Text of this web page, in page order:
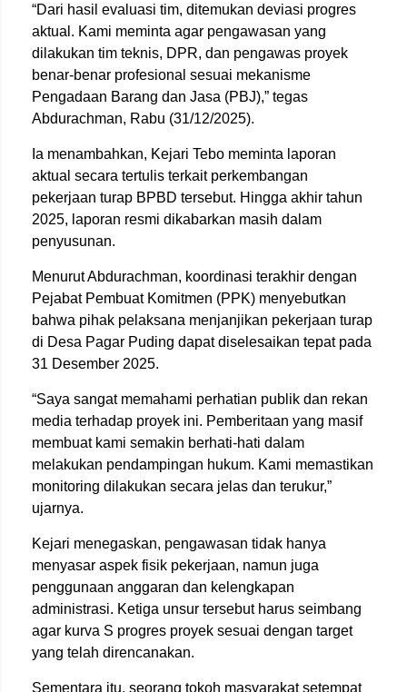
“Dari hasil evaluasi tim, ditemukan deviasi progres
aktual. Kami meminta agar pengawasan yang
dilakukan tim teknis, DPR, dan pengawas proyek
benar-benar profesional sesuai mekanisme
Pengadaan Barang dan Jasa (PBJ),” tegas
Abdurachman, Rabu (31/12/2025).
Ia menambahkan, Kejari Tebo meminta laporan
aktual secara tertulis terkait perkembangan
pekerjaan turap BPBD tersebut. Hingga akhir tahun
2025, laporan resmi dikabarkan masih dalam
penyusunan.
Menurut Abdurachman, koordinasi terakhir dengan
Pejabat Pembuat Komitmen (PPK) menyebutkan
bahwa pihak pelaksana menjanjikan pekerjaan turap
di Desa Pagar Puding dapat diselesaikan tepat pada
31 Desember 2025.
“Saya sangat memahami perhatian publik dan rekan
media terhadap proyek ini. Pemberitaan yang masif
membuat kami semakin berhati-hati dalam
melakukan pendampingan hukum. Kami memastikan
monitoring dilakukan secara jelas dan terukur,”
ujarnya.
Kejari menegaskan, pengawasan tidak hanya
menyasar aspek fisik pekerjaan, namun juga
penggunaan anggaran dan kelengkapan
administrasi. Ketiga unsur tersebut harus seimbang
agar kurva S progres proyek sesuai dengan target
yang telah direncanakan.
Sementara itu, seorang tokoh masyarakat setempat